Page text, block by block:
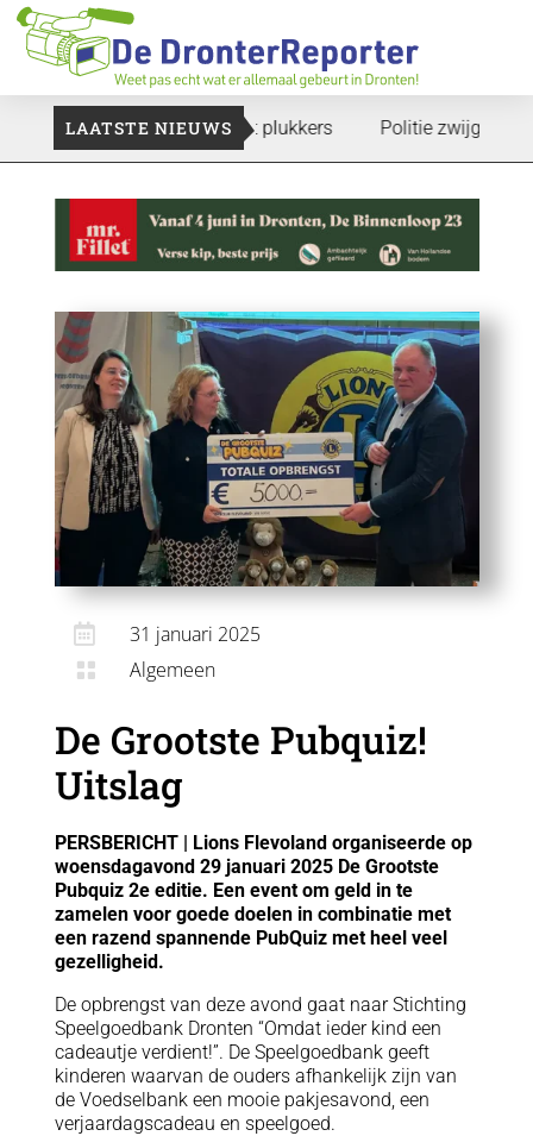
LAATSTE NIEUWS
gaan: Voedselbank zoekt plukkers Politie zwijgt nog over
 31 januari 2025
 Algemeen
De Grootste Pubquiz!
Uitslag
PERSBERICHT | Lions Flevoland organiseerde op
woensdagavond 29 januari 2025 De Grootste
Pubquiz 2e editie. Een event om geld in te
zamelen voor goede doelen in combinatie met
een razend spannende PubQuiz met heel veel
gezelligheid.
De opbrengst van deze avond gaat naar Stichting
Speelgoedbank Dronten “Omdat ieder kind een
cadeautje verdient!”. De Speelgoedbank geeft
kinderen waarvan de ouders afhankelijk zijn van
de Voedselbank een mooie pakjesavond, een
verjaardagscadeau en speelgoed.